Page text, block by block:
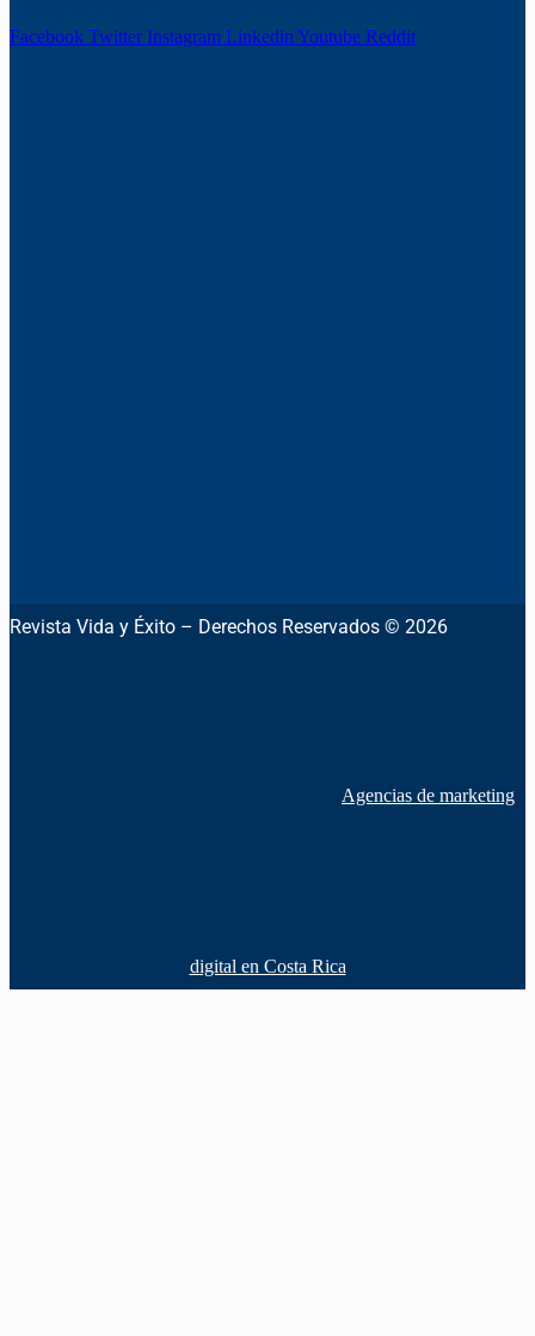
Facebook Twitter Instagram Linkedin Youtube Reddit
Revista Vida y Éxito – Derechos Reservados © 2026
Agencias de marketing
digital en Costa Rica